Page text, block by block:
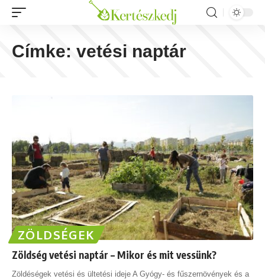
Címke: vetési naptár
ZÖLDSÉGEK
Zöldség vetési naptár – Mikor és mit vessünk?
Zöldéségek vetési és ültetési ideje A Gyógy- és fűszernövények és a